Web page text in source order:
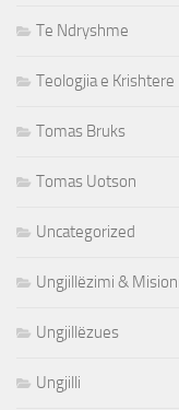
Te Ndryshme
Teologjia e Krishtere
Tomas Bruks
Tomas Uotson
Uncategorized
Ungjillëzimi & Misioni
Ungjillëzues
Ungjilli